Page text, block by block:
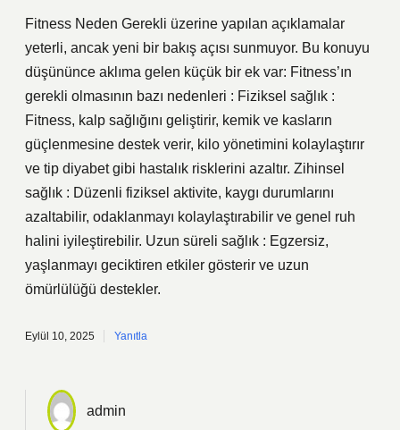
Fitness Neden Gerekli üzerine yapılan açıklamalar
yeterli, ancak yeni bir bakış açısı sunmuyor. Bu konuyu
düşününce aklıma gelen küçük bir ek var: Fitness’ın
gerekli olmasının bazı nedenleri : Fiziksel sağlık :
Fitness, kalp sağlığını geliştirir, kemik ve kasların
güçlenmesine destek verir, kilo yönetimini kolaylaştırır
ve tip diyabet gibi hastalık risklerini azaltır. Zihinsel
sağlık : Düzenli fiziksel aktivite, kaygı durumlarını
azaltabilir, odaklanmayı kolaylaştırabilir ve genel ruh
halini iyileştirebilir. Uzun süreli sağlık : Egzersiz,
yaşlanmayı geciktiren etkiler gösterir ve uzun
ömürlülüğü destekler.
Eylül 10, 2025 Yanıtla